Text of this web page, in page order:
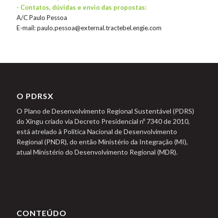
- Contatos, dúvidas e envio das propostas:
A/C Paulo Pessoa
E-mail: paulo.pessoa@external.tractebel.engie.com
O PDRSX
O Plano de Desenvolvimento Regional Sustentável (PDRS)
do Xingu criado via Decreto Presidencial nº 7340 de 2010,
está atrelado à Política Nacional de Desenvolvimento
Regional (PNDR), do então Ministério da Integração (MI),
atual Ministério do Desenvolvimento Regional (MDR).
CONTEÚDO